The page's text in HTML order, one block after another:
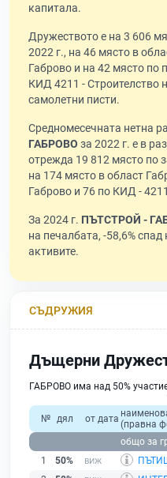
капитала.
Дружеството е на 3 606
2022 г., на 46 място в
Габрово и на 42 място по
КИД 4211 - Строителство
самолетни писти.
Средномесечната нетна
ГАБРОВО за 2022 г. е в
отрежда 19 812 място по
на 174 място в област
Габрово и 76 по КИД -
За 2024 г. ПЪТСТРОЙ -
на печалбата, -58,6% спад
активите.
СЪДРУЖИЯ
Дъщерни
ГАБРОВО има над 50%
№ дял от дата (правна
общо за
1
50%